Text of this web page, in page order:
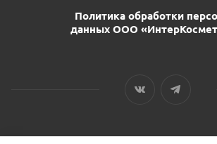
Политика обработки
данных ООО